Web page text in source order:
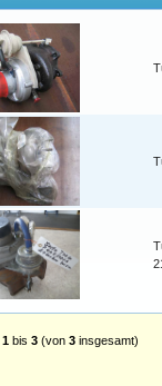
1 bis 3 (von 3 insgesamt)